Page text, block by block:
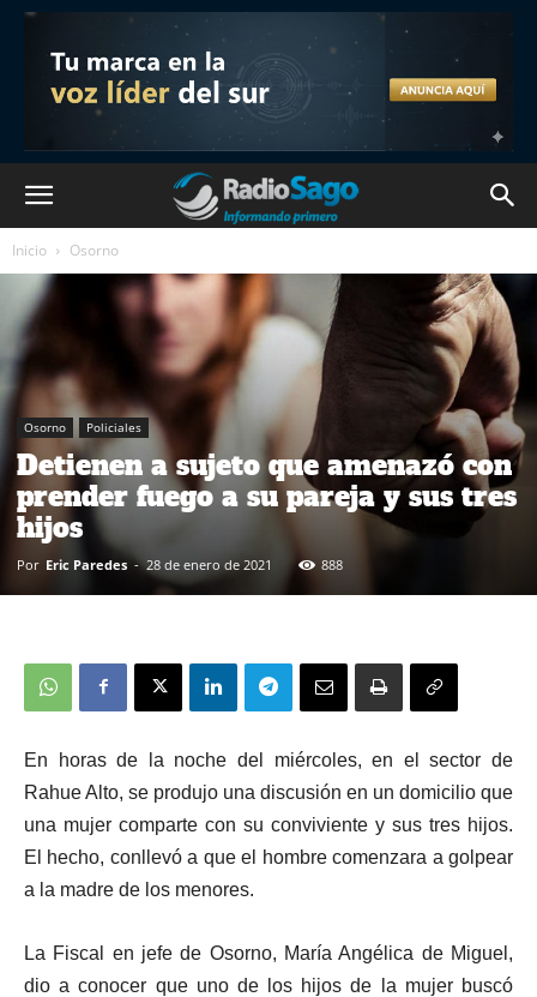
Inicio Osorno
Osorno Policiales
Detienen a sujeto que amenazó con
prender fuego a su pareja y sus tres
hijos
Por Eric Paredes - 28 de enero de 2021 888
En horas de la noche del miércoles, en el sector de
Rahue Alto, se produjo una discusión en un domicilio que
una mujer comparte con su conviviente y sus tres hijos.
El hecho, conllevó a que el hombre comenzara a golpear
a la madre de los menores.
La Fiscal en jefe de Osorno, María Angélica de Miguel,
dio a conocer que uno de los hijos de la mujer buscó